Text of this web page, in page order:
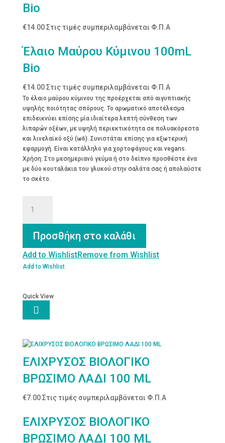
Bio
€14.00 Στις τιμές συμπεριλαμβάνεται Φ.Π.Α
Έλαιο Μαύρου Κύμινου 100mL
Bio
€14.00 Στις τιμές συμπεριλαμβάνεται Φ.Π.Α
Το έλαιο μαύρου κύμινου της προέρχεται από αιγυπτιακής
υψηλής ποιότητας σπόρους. Το αρωματικό αποτέλεσμα
επιδεικνύει επίσης μία ιδιαίτερα λεπτή σύνθεση των
λιπαρών οξέων, με υψηλή περιεκτικότητα σε πολυακόρεστα
και λινελαϊκό οξύ (ω6). Συνιστάται επίσης για εξωτερική
εφαρμογή. Είναι κατάλληλο για χορτοφάγους και vegans.
Χρήση: Στο μεσημεριανό γεύμα ή στο δείπνο προσθέστε ένα
με δύο κουταλάκια του γλυκού στην σαλάτα σας ή απολαύστε
το σκέτο.
Μαύρου
100mL
ποσότητα
Προσθήκη στο καλάθι
Add to WishlistRemove from Wishlist
Add to Wishlist
Quick View

ΕΛΙΧΡΥΣΟΣ ΒΙΟΛΟΓΙΚΟ
ΒΡΩΣΙΜΟ ΛΑΔΙ 100 ML
€7.00 Στις τιμές συμπεριλαμβάνεται Φ.Π.Α
ΕΛΙΧΡΥΣΟΣ ΒΙΟΛΟΓΙΚΟ
ΒΡΩΣΙΜΟ ΛΑΔΙ 100 ML